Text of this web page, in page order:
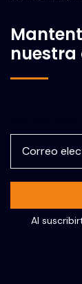
Al